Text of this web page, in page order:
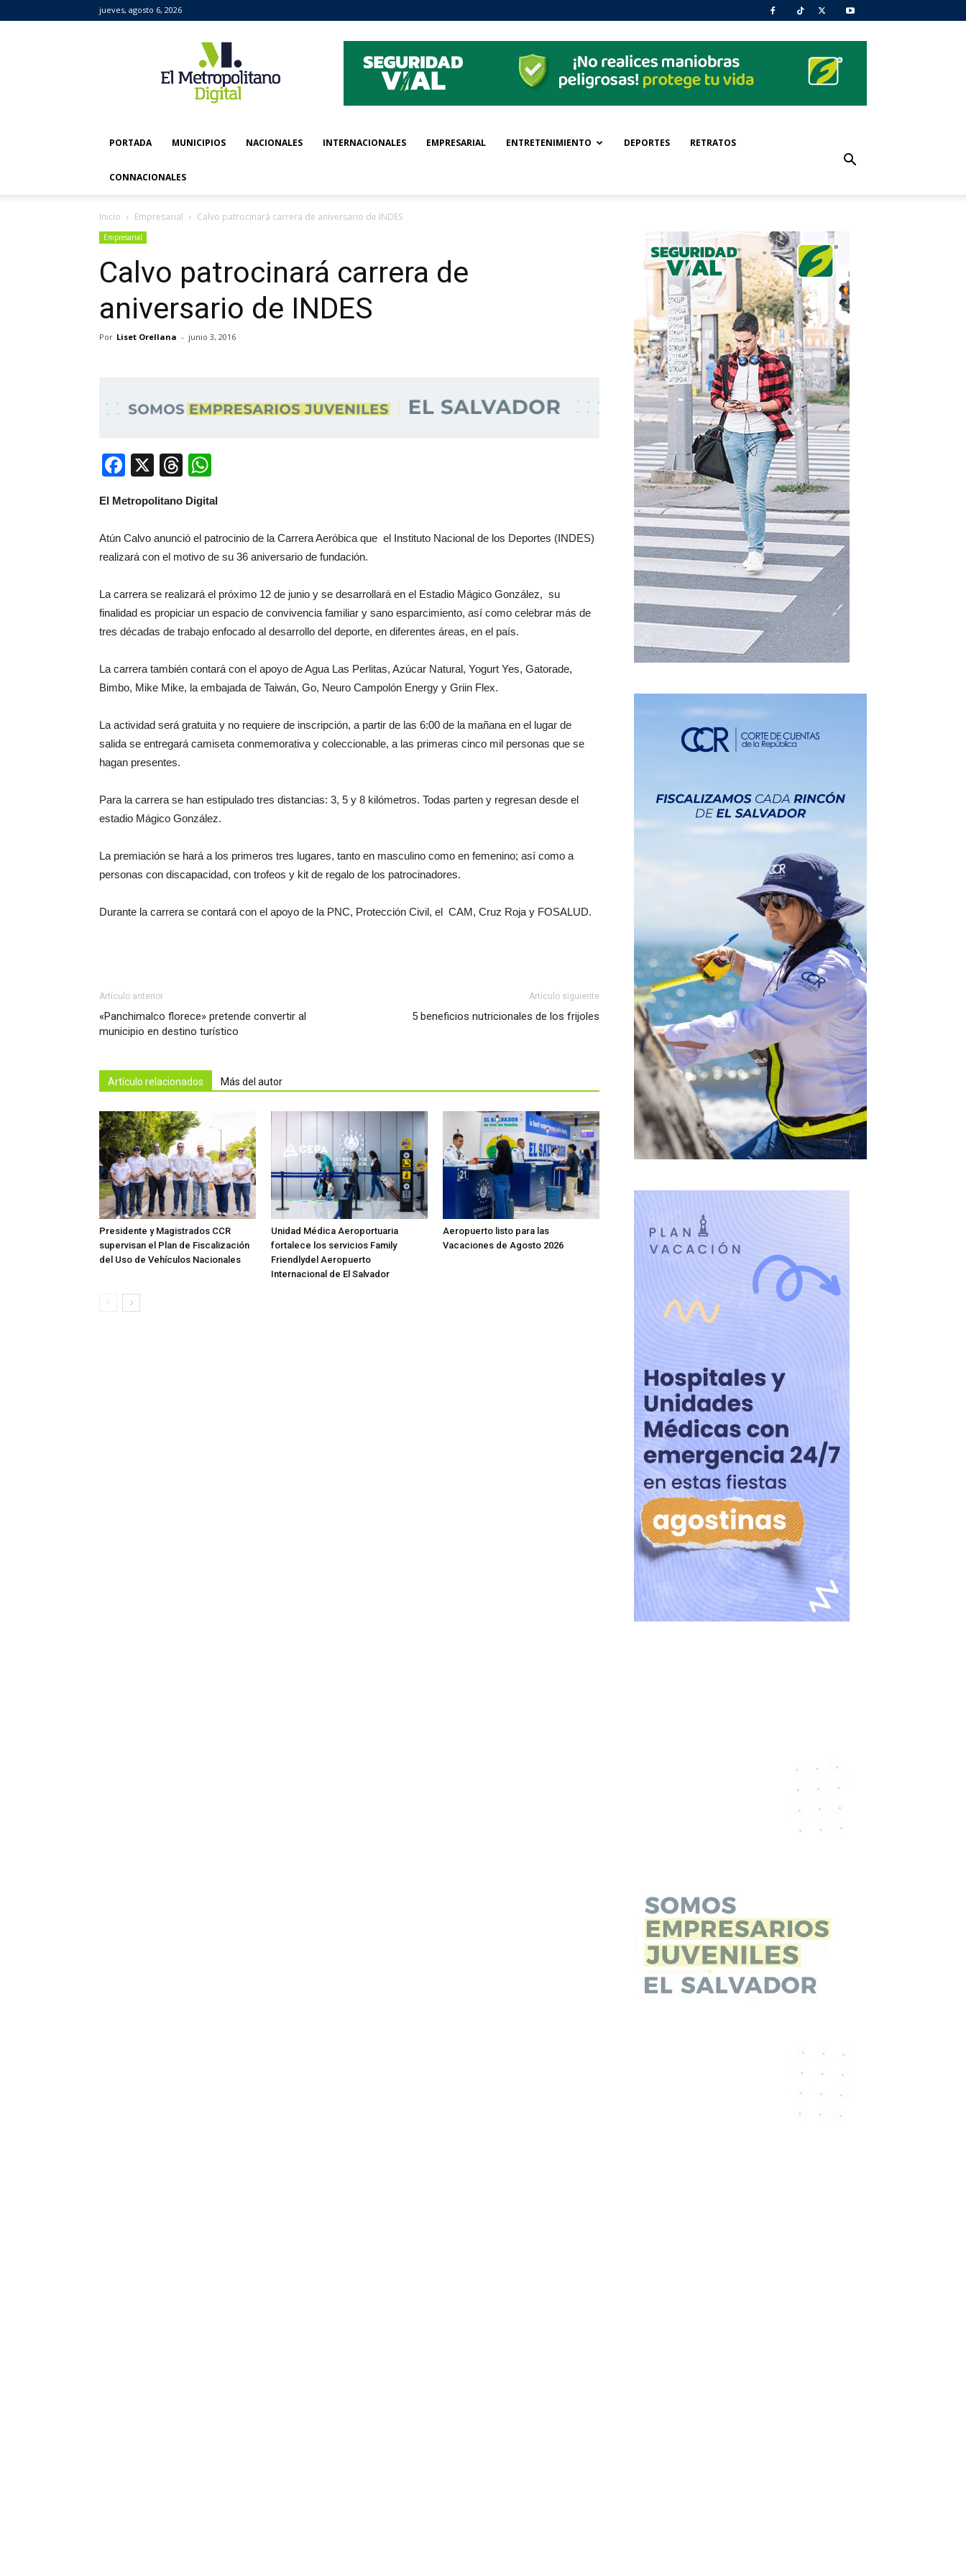
jueves, agosto 6, 2026
Metropolitano
Digital
PORTADA MUNICIPIOS NACIONALES INTERNACIONALES EMPRESARIAL ENTRETENIMIENTO DEPORTES RETRATOS
CONNACIONALES
Inicio Empresarial Calvo patrocinará carrera de aniversario de INDES
Empresarial
Calvo patrocinará carrera de
aniversario de INDES
Por Liset Orellana - junio 3, 2016
Facebook
X Threads
El Metropolitano Digital
Atún Calvo anunció el patrocinio de la Carrera Aeróbica que el Instituto Nacional de los Deportes (INDES)
realizará con el motivo de su 36 aniversario de fundación.
La carrera se realizará el próximo 12 de junio y se desarrollará en el Estadio Mágico González, su
finalidad es propiciar un espacio de convivencia familiar y sano esparcimiento, así como celebrar más de
tres décadas de trabajo enfocado al desarrollo del deporte, en diferentes áreas, en el país.
La carrera también contará con el apoyo de Agua Las Perlitas, Azúcar Natural, Yogurt Yes, Gatorade,
Bimbo, Mike Mike, la embajada de Taiwán, Go, Neuro Campolón Energy y Griin Flex.
La actividad será gratuita y no requiere de inscripción, a partir de las 6:00 de la mañana en el lugar de
salida se entregará camiseta conmemorativa y coleccionable, a las primeras cinco mil personas que se
hagan presentes.
Para la carrera se han estipulado tres distancias: 3, 5 y 8 kilómetros. Todas parten y regresan desde el
estadio Mágico González.
La premiación se hará a los primeros tres lugares, tanto en masculino como en femenino; así como a
personas con discapacidad, con trofeos y kit de regalo de los patrocinadores.
Durante la carrera se contará con el apoyo de la PNC, Protección Civil, el CAM, Cruz Roja y FOSALUD.
Artículo anterior
«Panchimalco florece» pretende convertir al
municipio en destino turístico
Artículo siguiente
5 beneficios nutricionales de los frijoles
Artículo relacionados Más del autor
Presidente y Magistrados CCR
supervisan el Plan de Fiscalización
del Uso de Vehículos Nacionales
Unidad Médica Aeroportuaria
fortalece los servicios Family
Friendlydel Aeropuerto
Internacional de El Salvador
Aeropuerto listo para las
Vacaciones de Agosto 2026